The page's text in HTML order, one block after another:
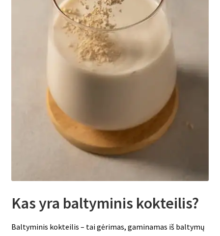
Kas yra baltyminis kokteilis?
Baltyminis kokteilis – tai gėrimas, gaminamas iš baltymų